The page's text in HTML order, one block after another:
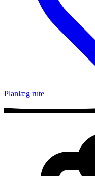
Planlæg rute